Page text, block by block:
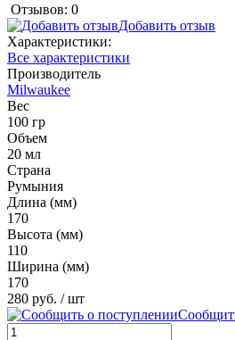
Отзывов: 0
Добавить отзыв
Характеристики:
Все характеристики
Производитель
Milwaukee
Вес
100 гр
Объем
20 мл
Страна
Румыния
Длина (мм)
170
Высота (мм)
110
Ширина (мм)
170
280 руб. / шт